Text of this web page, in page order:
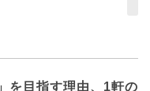
を目指す理由、1軒の